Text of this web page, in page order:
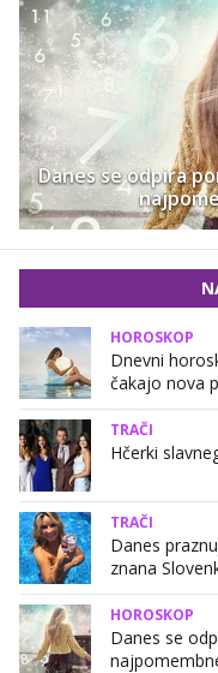
Danes se odpira
HOROSKOP
Dnevni
čakajo nova
TRAČI
Hčerki
TRAČI
Danes
znana
HOROSKOP
Danes se